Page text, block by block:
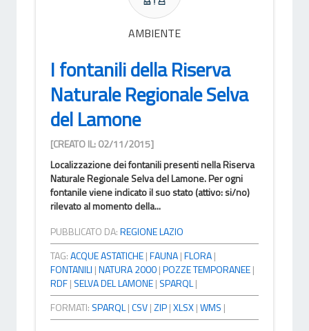
AMBIENTE
I fontanili della Riserva
Naturale Regionale Selva
del Lamone
[CREATO IL: 02/11/2015]
Localizzazione dei fontanili presenti nella Riserva
Naturale Regionale Selva del Lamone. Per ogni
fontanile viene indicato il suo stato (attivo: si/no)
rilevato al momento della...
PUBBLICATO DA:REGIONE LAZIO
TAG:ACQUE ASTATICHE|FAUNA|FLORA|
FONTANILI |NATURA 2000|POZZE TEMPORANEE|
RDF| SELVA DEL LAMONE| SPARQL|
FORMATI: SPARQL|CSV|ZIP|XLSX|WMS |